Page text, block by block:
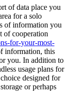
of data place you
for a solo
of information you
of cooperation
for-your-most-
information, this
you. In addition to
usage plans for
designed for
or perhaps